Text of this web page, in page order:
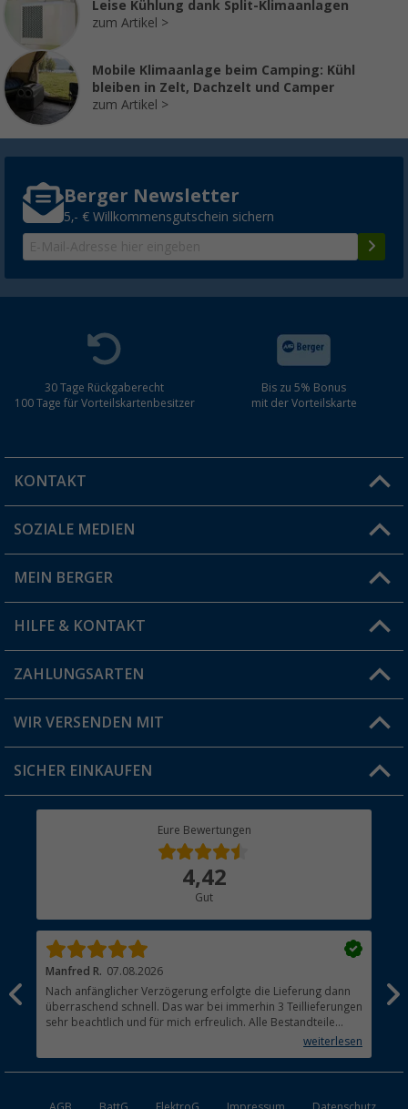
Leise Kühlung dank Split-Klimaanlagen
zum Artikel
Mobile Klimaanlage beim Camping: Kühl
bleiben in Zelt, Dachzelt und Camper
zum Artikel
Berger Newsletter
5,- € Willkommensgutschein sichern
30 Tage Rückgaberecht
100 Tage für Vorteilskartenbesitzer
Bis zu 5% Bonus
mit der Vorteilskarte
KONTAKT
Du hast eine Frage?
Filiale finden
SOZIALE MEDIEN
MEIN BERGER
Vorteilskarte
Blog
Jobs & Karriere
HILFE & KONTAKT
FAQ & Kontakt
Versandinformationen
Rücksendung
ZAHLUNGSARTEN
WIR VERSENDEN MIT
SICHER EINKAUFEN
Eure Bewertungen
4,42
Gut
Manfred R. 07.08.2026
Nach anfänglicher Verzögerung erfolgte die Lieferung dann
überraschend schnell. Das war bei immerhin 3 Teillieferungen
sehr beachtlich und für mich erfreulich. Alle Bestandteile
waren gut verpackt und in Ordnung. Das Gerät (Gasgrill)weiterlesen